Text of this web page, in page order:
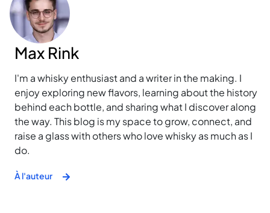
Max Rink
I'm a whisky enthusiast and a writer in the making. I
enjoy exploring new flavors, learning about the history
behind each bottle, and sharing what I discover along
the way. This blog is my space to grow, connect, and
raise a glass with others who love whisky as much as I
do.
À l'auteur